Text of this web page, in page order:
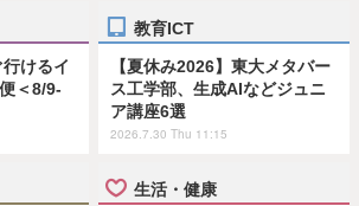
行けるイ
＜8/9-
教育ICT
【夏休み2026】東大メタバー
ス工学部、生成AIなどジュニ
ア講座6選
2026.7.30 Thu 11:15
生活・健康